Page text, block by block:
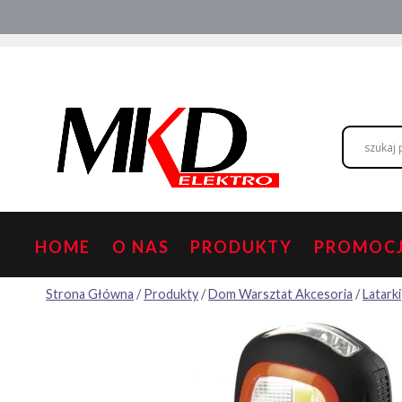
do
HOME O NAS PRODUKTY
Strona Główna / Produkty/Dom Warsztat Akcesoria /Latarki